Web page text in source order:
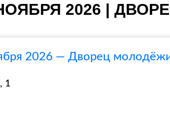
2026 |
2026 — Дворец
1